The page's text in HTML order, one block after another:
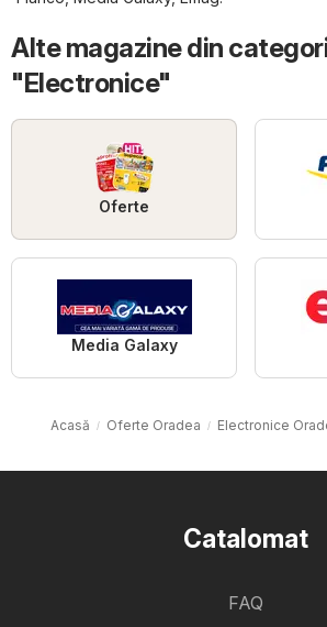
Alte magazine din
"Electronice"
Oferte
Media Galaxy
Acasă Oferte Oradea Electronice
Catalomat
FAQ